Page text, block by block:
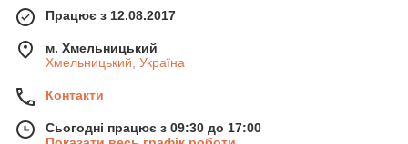
Працює з 12.08.2017
м. Хмельницький
Хмельницький, Україна
Контакти
Сьогодні працює з 09:30 до 17:00